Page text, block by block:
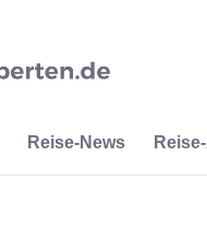
Reise-News